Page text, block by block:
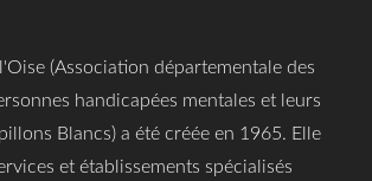
(Association départementale des
handicapées mentales et leurs
Blancs) a été créée en 1965. Elle
et établissements spécialisés